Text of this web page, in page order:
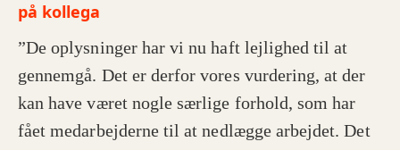
på kollega
”De oplysninger har vi nu haft lejlighed til at
gennemgå. Det er derfor vores vurdering, at der
kan have været nogle særlige forhold, som har
fået medarbejderne til at nedlægge arbejdet. Det